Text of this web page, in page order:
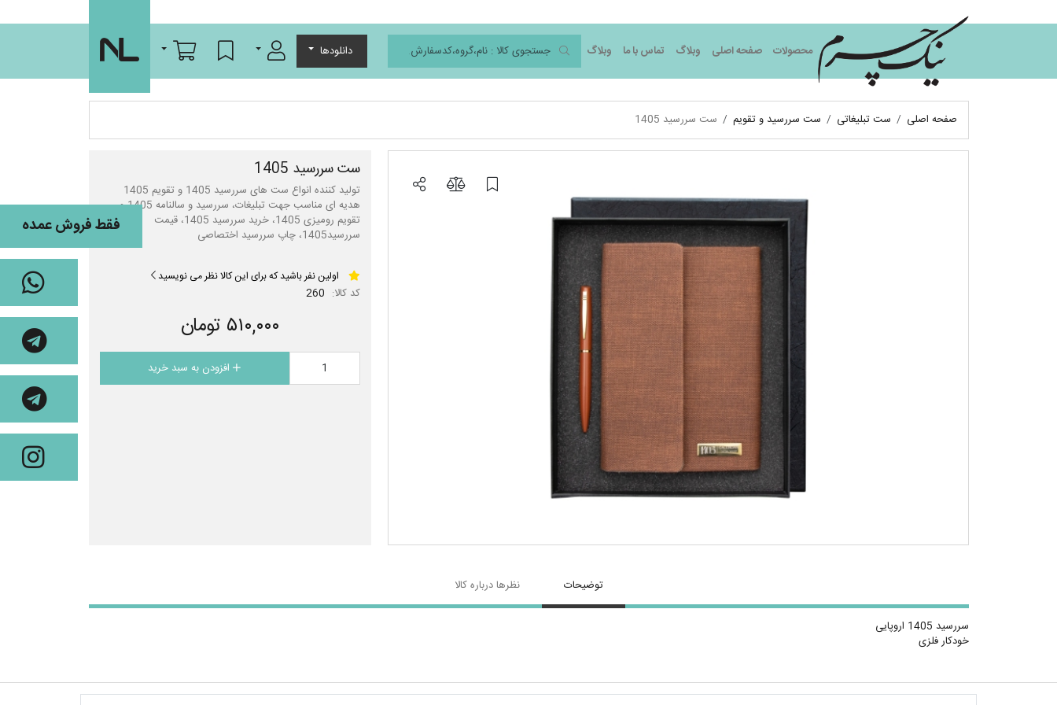
نیک چرم
محصولات
صفحه اصلی وبلاگ تماس با ما وبلاگ دانلودها ورود/عضویتلیست مورد علاقه
سبد خرید
صفحه اصلی ست تبلیغاتی ست سررسید و تقویم ست سررسید 1405
ست سررسید 1405
تولید کننده انواع ست های سررسید 1405 و تقویم 1405
هدیه ای مناسب جهت تبلیغات، سررسید و سالنامه 1405 و
تقویم رومیزی 1405، خرید سررسید 1405، قیمت
سررسید1405، چاپ سررسید اختصاصی
اولین نفر باشید که برای این کالا نظر می نویسید
کد کالا: 260
۵۱۰,۰۰۰ تومان
افزودن به سبد خرید
توضیحات نظرها درباره کالا
سررسید 1405 اروپایی
خودکار فلزی
فقط فروش عمده